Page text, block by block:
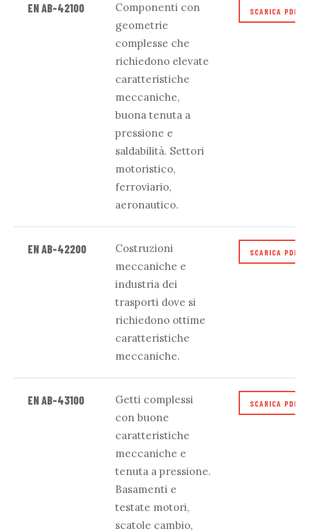
EN AB-42100
Componenti con
geometrie
complesse che
richiedono elevate
caratteristiche
meccaniche,
buona tenuta a
pressione e
saldabilità. Settori
motoristico,
ferroviario,
aeronautico.
SCARICA PDF
EN AB-42200
Costruzioni
meccaniche e
industria dei
trasporti dove si
richiedono ottime
caratteristiche
meccaniche.
SCARICA PDF
EN AB-43100
Getti complessi
con buone
caratteristiche
meccaniche e
tenuta a pressione.
Basamenti e
testate motori,
scatole cambio,
SCARICA PDF